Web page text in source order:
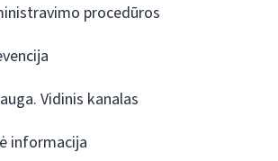
procedūros
Vidinis kanalas
informacija